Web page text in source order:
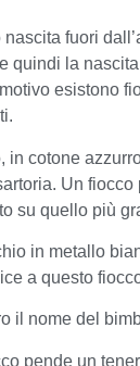
nascita fuori
quindi la
esistono
in cotone
Un
su quello più
in metallo
a questo
il nome del
pende un